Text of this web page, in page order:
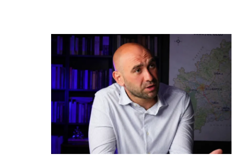
VIDEO. Accidentul mortal din
Vâlcele, filmat LIVE: Momentul
în care motociclistul intră în plin
într-un TIR și motocicleta ia foc.
Imagini greu de privit
06 August 13:59